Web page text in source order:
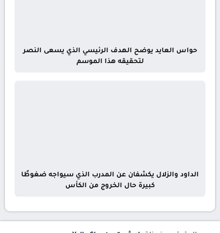
حواس العايد يوضح الهدف الرئيسي الذي يسعى النصر
لتحقيقه هذا الموسم
الداود والزلال يكشفان عن المدرب الذي سيواجه ضغوطًا
كبيرة حال الخروج من الكأس